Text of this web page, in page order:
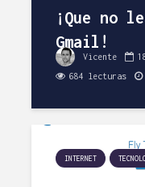
¡Que no
Gmail!
Vicente
684 lecturas
INTERNET